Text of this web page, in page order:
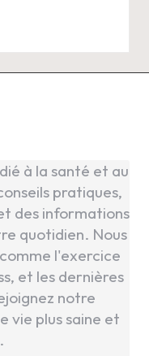
à la santé et au
pratiques,
des informations
quotidien. Nous
l'exercice
et les dernières
notre
vie plus saine et